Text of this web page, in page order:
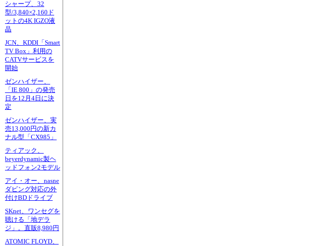
シャープ、32
型/3,840×2,160ド
ットの4K IGZO液
晶
JCN、KDDI「Smart
TV Box」利用の
CATVサービスを
開始
ゼンハイザー、
「IE 800」の発売
日を12月4日に決
定
ゼンハイザー、実
売13,000円の新カ
ナル型「CX985」
ティアック、
beyerdynamic製ヘ
ッドフォン2モデル
アイ・オー、nasne
ダビング対応の外
付けBDドライブ
SKnet、ワンセグを
聴ける「地デラ
ジ」。直販8,980円
ATOMIC FLOYD、